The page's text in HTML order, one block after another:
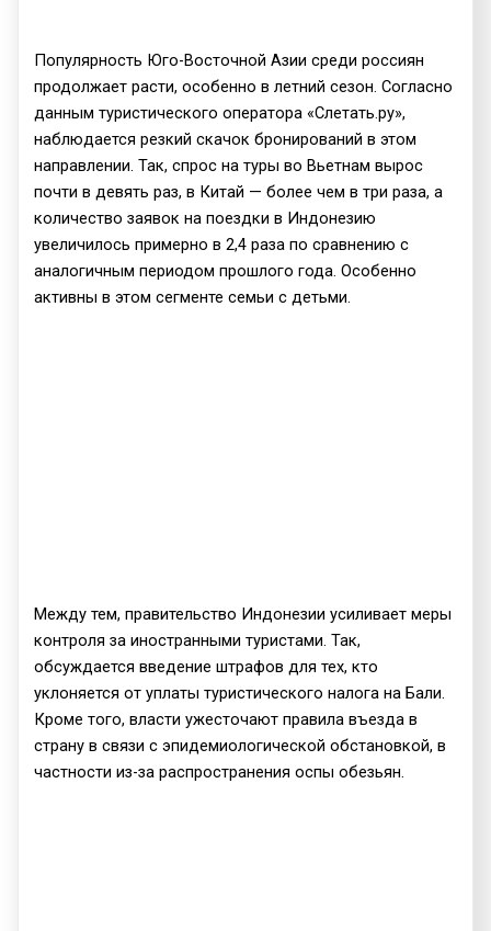
Популярность Юго-Восточной Азии среди россиян
продолжает расти, особенно в летний сезон. Согласно
данным туристического оператора «Слетать.ру»,
наблюдается резкий скачок бронирований в этом
направлении. Так, спрос на туры во Вьетнам вырос
почти в девять раз, в Китай — более чем в три раза, а
количество заявок на поездки в Индонезию
увеличилось примерно в 2,4 раза по сравнению с
аналогичным периодом прошлого года. Особенно
активны в этом сегменте семьи с детьми.
Между тем, правительство Индонезии усиливает меры
контроля за иностранными туристами. Так,
обсуждается введение штрафов для тех, кто
уклоняется от уплаты туристического налога на Бали.
Кроме того, власти ужесточают правила въезда в
страну в связи с эпидемиологической обстановкой, в
частности из-за распространения оспы обезьян.